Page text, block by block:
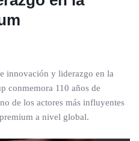
innovación y liderazgo en la
conmemora 110 años de
de los actores más influyentes
a nivel global.